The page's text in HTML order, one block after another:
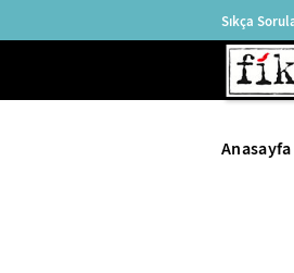
Sıkça
Anasayfa